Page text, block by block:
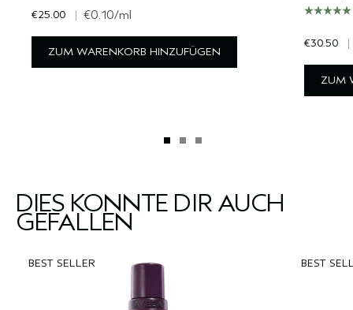
€25.00 | €0.10/ml
ZUM WARENKORB HINZUFÜGEN
€30.50 |
ZUM
DIES KÖNNTE DIR AUCH
GEFALLEN
BEST SELLER BEST